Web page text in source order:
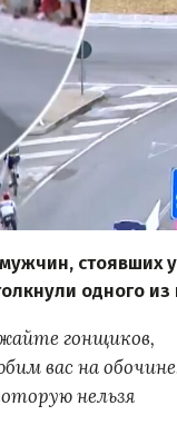
стоявших
одного из
гонщиков,
вас на
нельзя